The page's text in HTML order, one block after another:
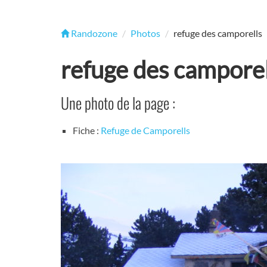
Randozone Photos refuge des camporells
refuge des
Une photo de la page :
Fiche : Refuge de Camporells